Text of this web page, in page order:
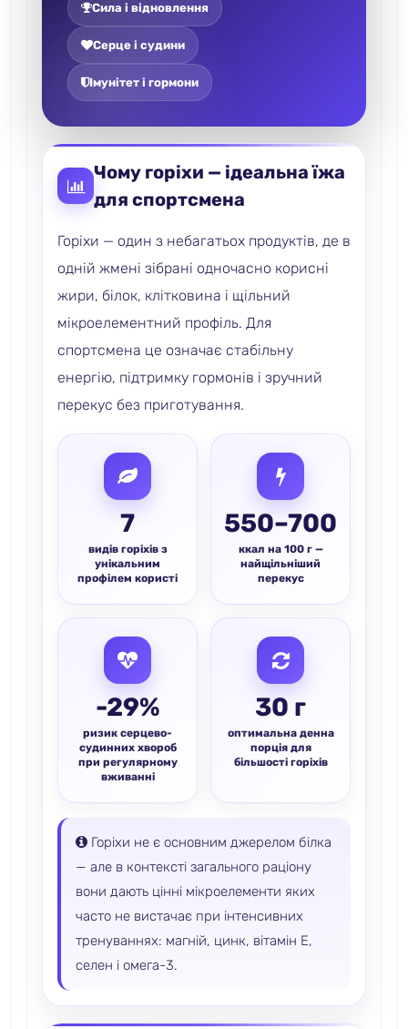
Сила і відновлення
Серце і судини
Імунітет і гормони
Чому горіхи — ідеальна їжа
для спортсмена
Горіхи — один з небагатьох продуктів, де в
одній жмені зібрані одночасно корисні
жири, білок, клітковина і щільний
мікроелементний профіль. Для
спортсмена це означає стабільну
енергію, підтримку гормонів і зручний
перекус без приготування.
7
видів горіхів з
унікальним
профілем користі
550–700
ккал на 100 г —
найщільніший
перекус
-29%
ризик серцево-
судинних хвороб
при регулярному
вживанні
30 г
оптимальна денна
порція для
більшості горіхів
Горіхи не є основним джерелом білка
— але в контексті загального раціону
вони дають цінні мікроелементи яких
часто не вистачає при інтенсивних
тренуваннях: магній, цинк, вітамін E,
селен і омега-3.